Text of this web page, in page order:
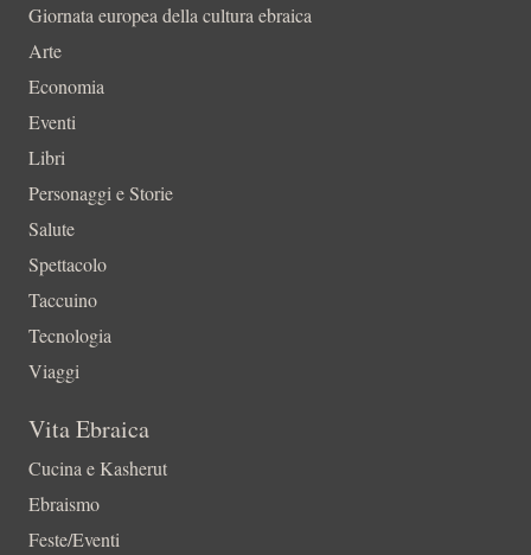
Giornata europea della cultura ebraica
Arte
Economia
Eventi
Libri
Personaggi e Storie
Salute
Spettacolo
Taccuino
Tecnologia
Viaggi
Vita Ebraica
Cucina e Kasherut
Ebraismo
Feste/Eventi